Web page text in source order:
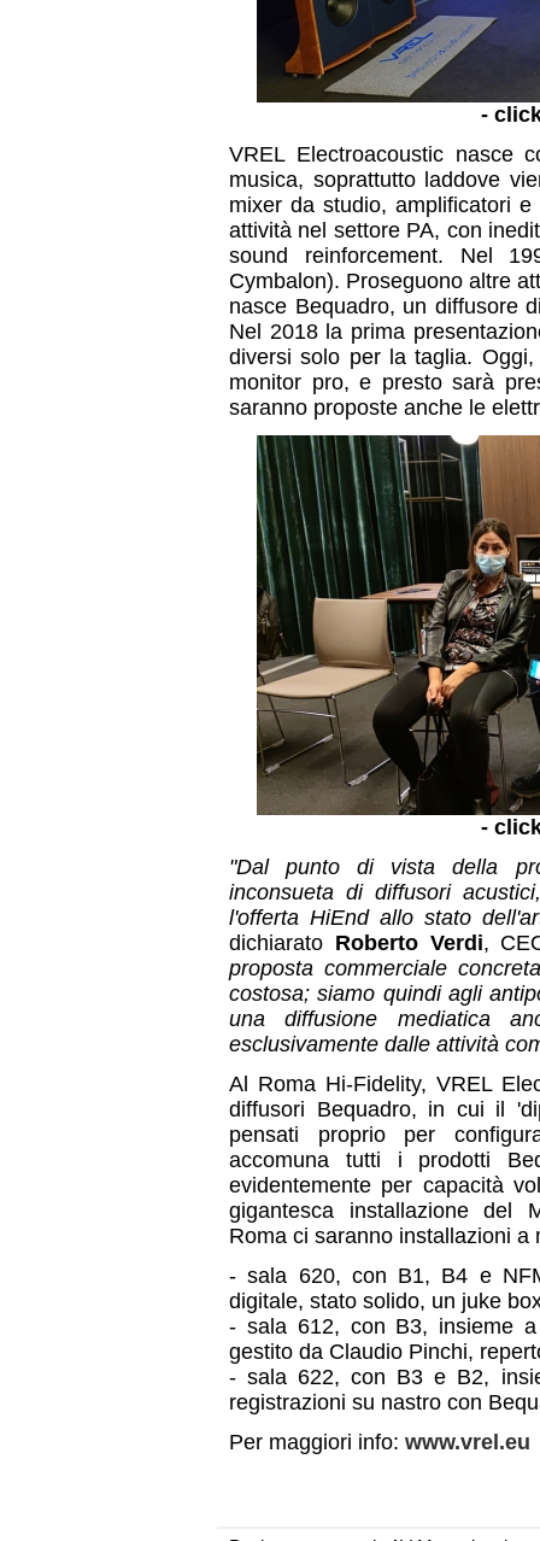
-
VREL Electroacoustic nasce
musica, soprattutto laddove
mixer da studio, amplificatori
attività nel settore PA, con
sound reinforcement. Nel
Cymbalon). Proseguono altre
nasce Bequadro, un diffusore
Nel 2018 la prima
diversi solo per la taglia.
monitor pro, e presto sarà
saranno proposte anche le
-
"Dal punto di vista della
inconsueta di diffusori
l'offerta HiEnd allo stato
dichiarato Roberto Verdi,
proposta commerciale
costosa; siamo quindi agli
una diffusione mediatica
esclusivamente dalle attività
Al Roma Hi-Fidelity, VREL
diffusori Bequadro, in cui il
pensati proprio per
accomuna tutti i prodotti
evidentemente per capacità
gigantesca installazione del
Roma ci saranno installazioni a
- sala 620, con B1, B4 e
digitale, stato solido, un juke
- sala 612, con B3, insieme
gestito da Claudio Pinchi,
- sala 622, con B3 e B2,
registrazioni su nastro con
Per maggiori info: www.vrel.eu